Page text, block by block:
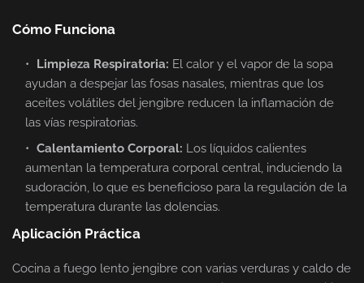
Cómo Funciona
Limpieza Respiratoria: El calor y el vapor de la sopa
ayudan a despejar las fosas nasales, mientras que los
aceites volátiles del jengibre reducen la inflamación de
las vías respiratorias.
Calentamiento Corporal: Los líquidos calientes
aumentan la temperatura corporal central, induciendo la
sudoración, lo que es beneficioso para la regulación de la
temperatura durante las dolencias.
Aplicación Práctica
Cocina a fuego lento jengibre con varias verduras y caldo de